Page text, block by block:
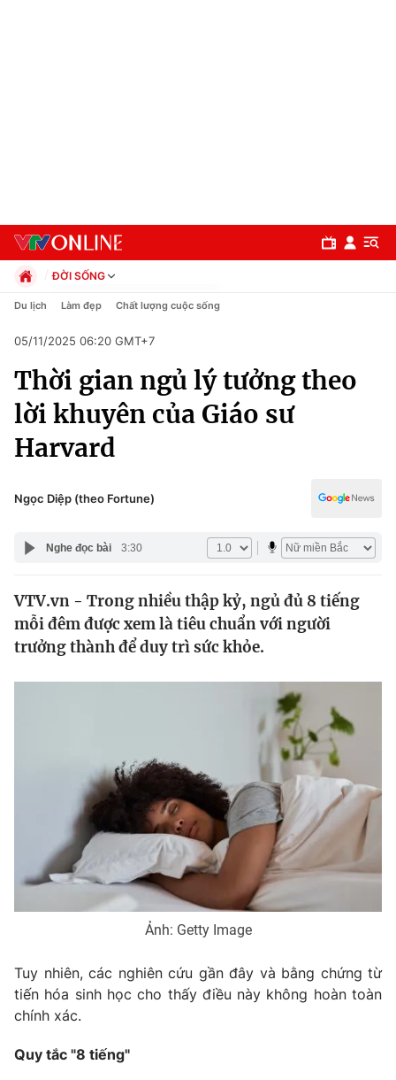
Chuyên mục
Chính trị
Xã hội
Pháp luật
Y tế
Thế giới
Tin tức
Thế giới đó đây
Kinh tế
Góc doanh nghiệp
Nhân vật
Điện ảnh
Âm nhạc
Đời sống
Chất lượng cuộc sống
Giáo dục
Học trực tuyến
Công nghệ
Hitech Công nghệ tương lai
Giao lưu trực tuyến
Lịch phát sóng
ĐỜI SỐNG
Chính trị
Pháp luật
Kinh tế
Thể thao
Truyền hình
Văn hóa - Giải trí
Công nghệ
Du lịch Làm đẹp Chất lượng cuộc sống
05/11/2025 06:20 GMT+7
Thời gian ngủ lý tưởng theo
lời khuyên của Giáo sư
Harvard
Ngọc Diệp (theo Fortune)
Nghe đọc bài 3:30
VTV.vn - Trong nhiều thập kỷ, ngủ đủ 8 tiếng
mỗi đêm được xem là tiêu chuẩn với người
trưởng thành để duy trì sức khỏe.
Ảnh: Getty Image
Tuy nhiên, các nghiên cứu gần đây và bằng chứng từ
tiến hóa sinh học cho thấy điều này không hoàn toàn
chính xác.
Quy tắc "8 tiếng"